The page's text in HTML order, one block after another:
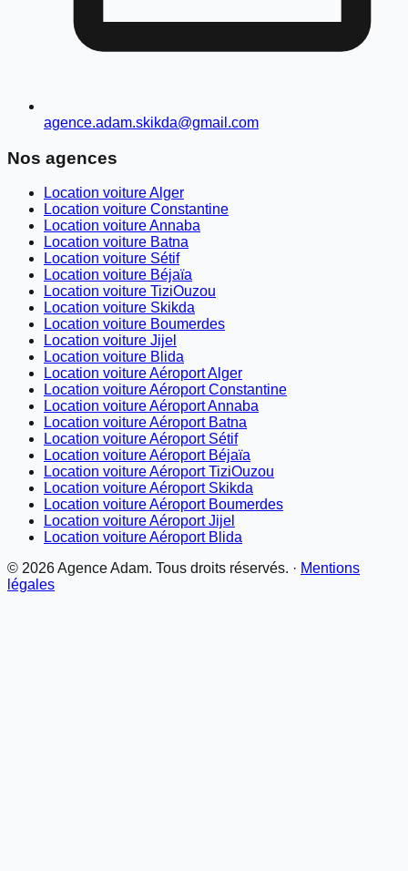
agence.adam.skikda@gmail.com
Nos agences
Location voiture Alger
Location voiture Constantine
Location voiture Annaba
Location voiture Batna
Location voiture Sétif
Location voiture Béjaïa
Location voiture TiziOuzou
Location voiture Skikda
Location voiture Boumerdes
Location voiture Jijel
Location voiture Blida
Location voiture Aéroport Alger
Location voiture Aéroport Constantine
Location voiture Aéroport Annaba
Location voiture Aéroport Batna
Location voiture Aéroport Sétif
Location voiture Aéroport Béjaïa
Location voiture Aéroport TiziOuzou
Location voiture Aéroport Skikda
Location voiture Aéroport Boumerdes
Location voiture Aéroport Jijel
Location voiture Aéroport Blida
© 2026Agence Adam. Tous droits réservés. · Mentions
légales